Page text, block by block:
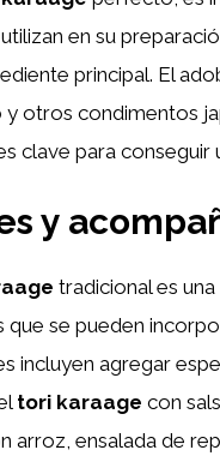
en su
principal. El
otros condimentos
clave para
y
tradicional es
se pueden
incluyen agregar
tori karaage con
arroz, ensalada de